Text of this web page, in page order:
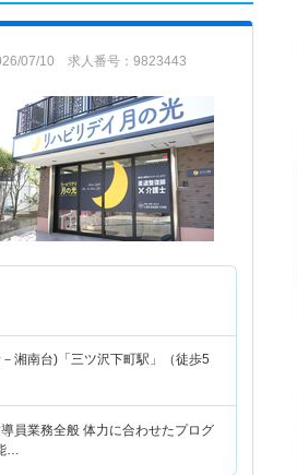
07/10 求人番号：9823443
湘南台)「三ツ沢下町駅」（徒歩5
員業務全般 体力に合わせたプログ
…